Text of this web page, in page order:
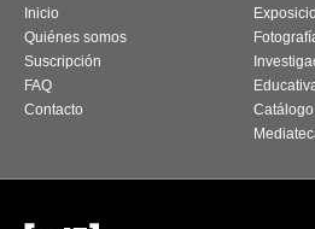
Inicio
Quiénes somos
Suscripción
FAQ
Contacto
Catálogo